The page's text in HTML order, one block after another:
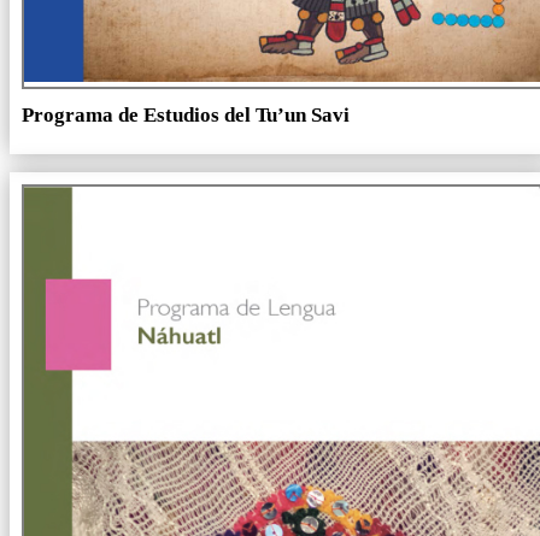
Programa de Estudios del Tu’un Savi